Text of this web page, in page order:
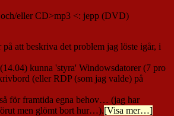
eller CD>mp3 <: jepp (DVD)
att beskriva det problem jag löste igår, i
kunna 'styra' Windowsdatorer (7 pro
(eller RDP (som jag valde) på
för framtida egna behov… (jag har
men glömt bort hur…).[Visa mer…]